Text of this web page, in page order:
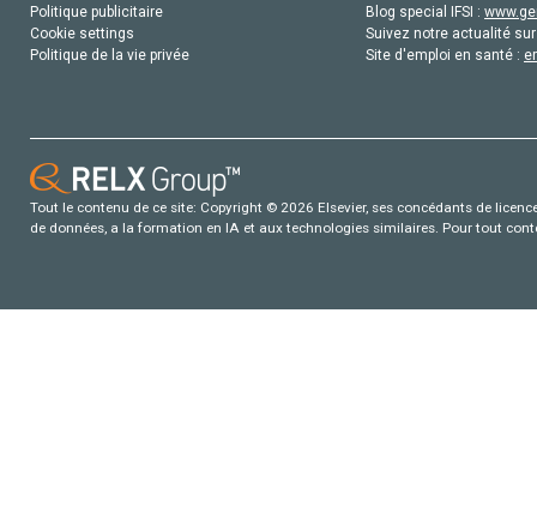
Politique publicitaire
Cookie settings
Politique de la vie privée
Blog special IFSI :
Suivez notre actualité
Site d'emploi en santé :
Tout le contenu de ce site: Copyright © 2026 Elsevier, ses concédants de
de données, a la formation en IA et aux technologies similaires. Pour tout